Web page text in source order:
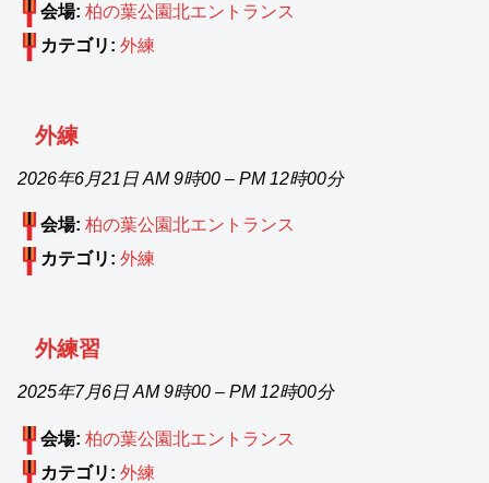
会場: 柏の葉公園北エントランス
カテゴリ: 外練
外練
2026年6月21日 AM 9時00 – PM 12時00分
会場: 柏の葉公園北エントランス
カテゴリ: 外練
外練習
2025年7月6日 AM 9時00 – PM 12時00分
会場: 柏の葉公園北エントランス
カテゴリ: 外練